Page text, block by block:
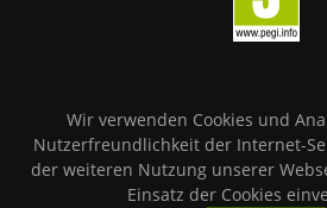
Wir verwenden Cookies und
Nutzerfreundlichkeit der Internet-
der weiteren Nutzung unserer
Einsatz der Cookies